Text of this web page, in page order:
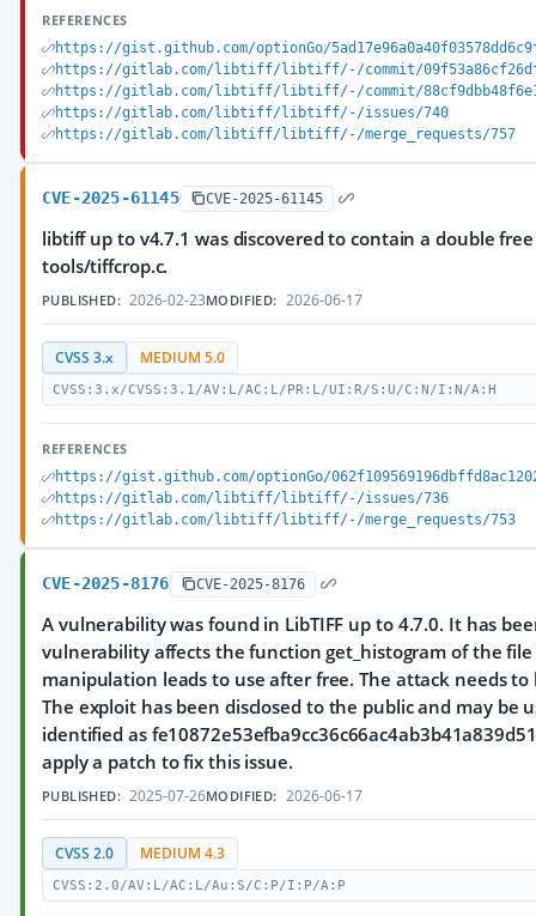
REFERENCES
https://gist.github.com/optionGo/
https://gitlab.com/libtiff/libtiff/-/commit/
https://gitlab.com/libtiff/libtiff/-/commit/
https://gitlab.com/libtiff/libtiff/-/issues/740
https://gitlab.com/libtiff/libtiff/-/merge_requests/757
CVE-2025-61145 CVE-2025-61145
libtiff up to v4.7.1 was discovered to contain a double
tools/tiffcrop.c.
PUBLISHED: 2026-02-23MODIFIED: 2026-06-17
CVSS 3.x MEDIUM 5.0
CVSS:3.x/CVSS:3.1/AV:L/AC:L/PR:L/UI:R/S:U/C:N/I:N/A:H
REFERENCES
https://gist.github.com/optionGo/
https://gitlab.com/libtiff/libtiff/-/issues/736
https://gitlab.com/libtiff/libtiff/-/merge_requests/753
CVE-2025-8176 CVE-2025-8176
A vulnerability was found in LibTIFF up to 4.7.0. It has
vulnerability affects the function get_histogram of the
manipulation leads to use after free. The attack needs to
The exploit has been disclosed to the public and may be
identified as
apply a patch to fix this issue.
PUBLISHED: 2025-07-26MODIFIED: 2026-06-17
CVSS 2.0 MEDIUM 4.3
CVSS:2.0/AV:L/AC:L/Au:S/C:P/I:P/A:P